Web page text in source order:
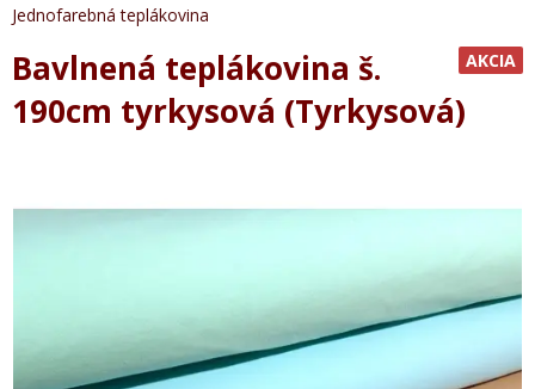
Jednofarebná teplákovina
AKCIA
Bavlnená teplákovina š.
190cm tyrkysová (Tyrkysová)